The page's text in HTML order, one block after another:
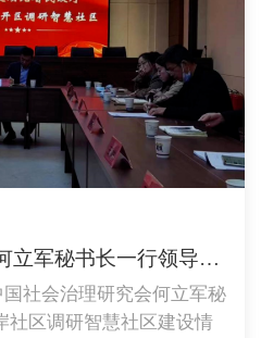
中国社会治理研究会何立军秘书长一行领导到枫桦苇岸社...
社会治理研究会何立军秘
社区调研智慧社区建设情